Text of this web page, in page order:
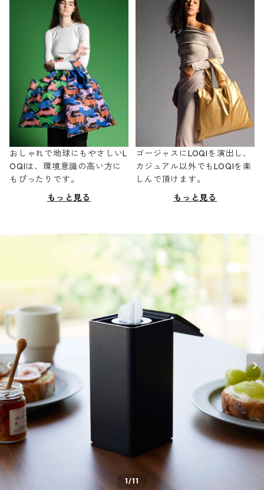
おしゃれで地球にもやさしいL
OQIは、環境意識の高い方に
もぴったりです。
もっと見る
ゴージャスにLOQIを演出し、
カジュアル以外でもLOQIを楽
しんで頂けます。
もっと見る
1/11